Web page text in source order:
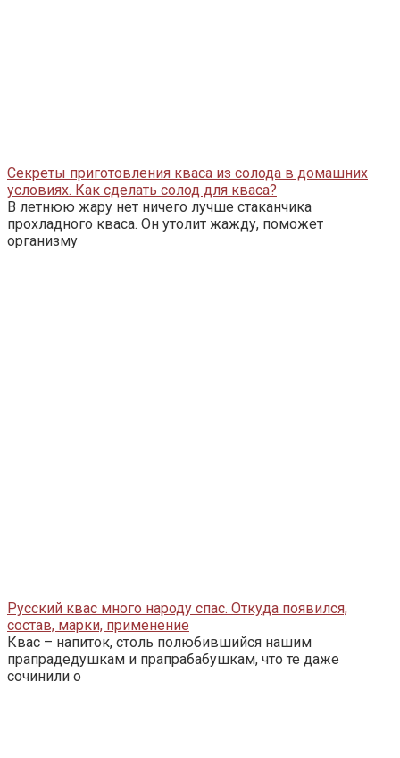
Секреты приготовления кваса из солода в домашних
условиях. Как сделать солод для кваса?
В летнюю жару нет ничего лучше стаканчика
прохладного кваса. Он утолит жажду, поможет
организму
Русский квас много народу спас. Откуда появился,
состав, марки, применение
Квас – напиток, столь полюбившийся нашим
прапрадедушкам и прапрабабушкам, что те даже
сочинили о